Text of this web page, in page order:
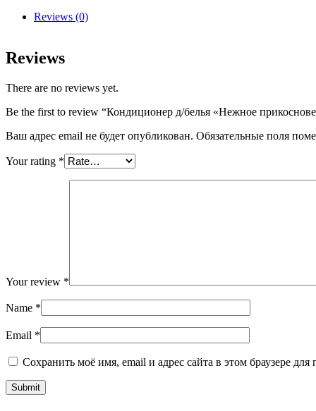
Reviews (0)
Reviews
There are no reviews yet.
Be the first to review “Кондиционер д/белья «Нежное
Ваш адрес email не будет опубликован. Обязательные поля
Your rating *
Your review *
Name *
Email *
Сохранить моё имя, email и адрес сайта в этом браузере